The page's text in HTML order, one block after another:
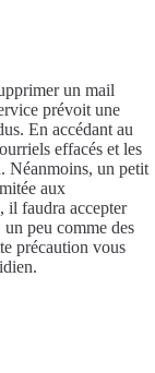
un mail
prévoit une
En accédant au
effacés et les
Néanmoins, un petit
aux
il faudra accepter
peu comme des
précaution vous